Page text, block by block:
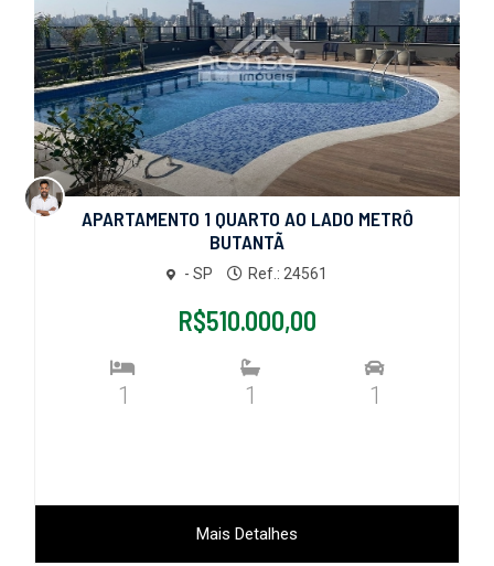
APARTAMENTO 1 QUARTO AO LADO METRÔ
BUTANTÃ
- SP Ref.: 24561
R$510.000,00
1 1 1
Mais Detalhes